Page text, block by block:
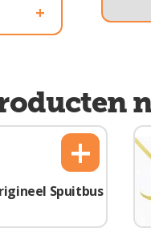
+
Spuitbus
+